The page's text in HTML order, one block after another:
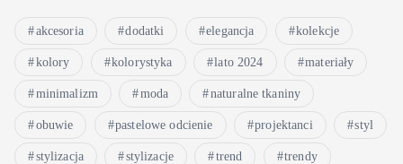
akcesoria dodatki elegancja kolekcje
kolory kolorystyka lato 2024 materiały
minimalizm moda naturalne tkaniny
obuwie pastelowe odcienie projektanci styl
stylizacja stylizacje trend trendy